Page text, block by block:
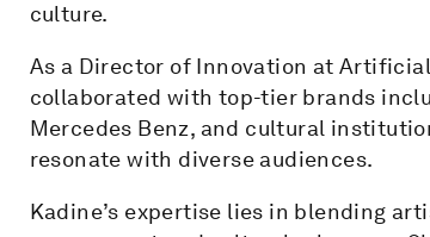
culture.
As a Director of Innovation at
collaborated with top-tier brands
Mercedes Benz, and cultural
resonate with diverse audiences.
Kadine’s expertise lies in blending